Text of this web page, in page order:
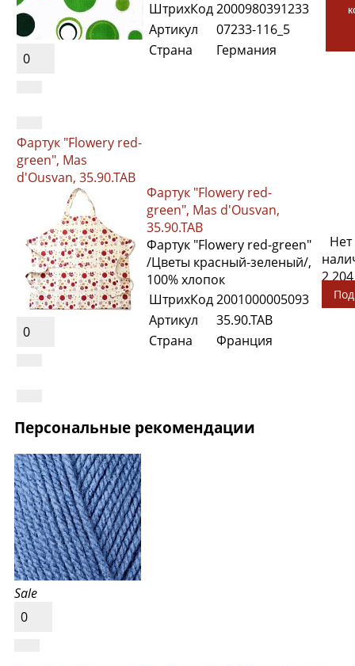
0
ШтрихКод2000980391233
Артикул
07233-116_5
Страна
Германия
Фартук "Flowery red-
green", Mas
d'Ousvan, 35.90.TAB
0
Фартук "Flowery red-
green", Mas d'Ousvan,
35.90.TAB
Фартук "Flowery red-green"
/Цветы красный-зеленый/,
100% хлопок
ШтрихКод2001000005093
Артикул
35.90.TAB
Страна
Франция
Нет
2
Персональные рекомендации
Sale
0